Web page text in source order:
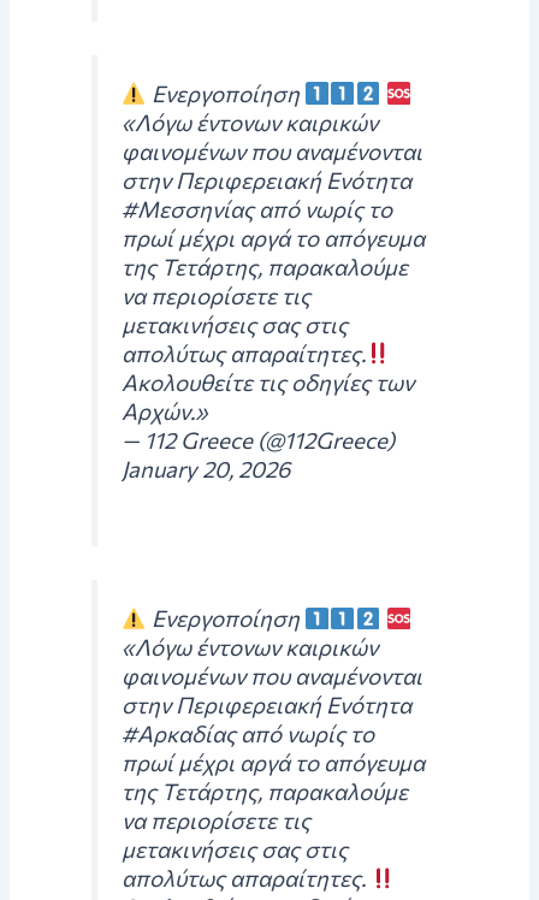
Ενεργοποίηση
«Λόγω έντονων καιρικών
φαινομένων που αναμένονται
στην Περιφερειακή Ενότητα
#Μεσσηνίας από νωρίς το
πρωί μέχρι αργά το απόγευμα
της Τετάρτης, παρακαλούμε
να περιορίσετε τις
μετακινήσεις σας στις
απολύτως απαραίτητες.
Ακολουθείτε τις οδηγίες των
Αρχών.»
— 112 Greece (@112Greece)
January 20, 2026
Ενεργοποίηση
«Λόγω έντονων καιρικών
φαινομένων που αναμένονται
στην Περιφερειακή Ενότητα
#Αρκαδίας από νωρίς το
πρωί μέχρι αργά το απόγευμα
της Τετάρτης, παρακαλούμε
να περιορίσετε τις
μετακινήσεις σας στις
απολύτως απαραίτητες.